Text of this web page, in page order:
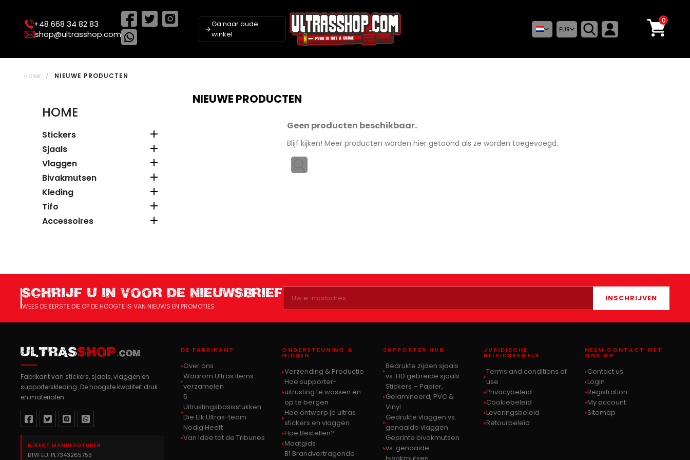
+48 668 34 82 83
shop@ultrasshop.com
Ga naar oude
winkel
EUR
0
HOME NIEUWE PRODUCTEN
HOME
Stickers 
Sjaals 
Vlaggen 
Bivakmutsen 
Kleding 
Tifo 
Accessoires 
NIEUWE PRODUCTEN
Geen producten beschikbaar.
Blijf kijken! Meer producten worden hier getoond als ze worden toegevoegd.
SCHRIJF U IN VOOR DE NIEUWSBRIEF
WEES DE EERSTE DIE OP DE HOOGTE IS VAN NIEUWS EN PROMOTIES
INSCHRIJVEN
ULTRASSHOP.COM
Fabrikant van stickers, sjaals, vlaggen en
supporterskleding. De hoogste kwaliteit druk
en materialen.
DIRECT MANUFACTURER
BTW EU: PL7343265753
DE FABRIKANT
Over ons
Waarom Ultras items
verzamelen
5
Uitrustingsbasisstukken
Die Elk Ultras-team
Nodig Heeft
Van Idee tot de Tribunes
ONDERSTEUNING &
GIDSEN
Verzending & Productie
Hoe supporter-
uitrusting te wassen en
op te bergen
Hoe ontwerp je ultras
stickers en vlaggen
Hoe Bestellen?
Maatgids
B1 Brandvertragende
SUPPORTER HUB
Bedrukte zijden sjaals
vs. HD gebreide sjaals
Stickers – Papier,
Gelamineerd, PVC &
Vinyl
Gedrukte vlaggen vs.
genaaide vlaggen
Geprinte bivakmutsen
vs. genaaide
JURIDISCHE
BELEIDSREGELS
Terms and conditions of
use
Privacybeleid
Cookiebeleid
Leveringsbeleid
Retourbeleid
NEEM CONTACT MET
ONS OP
Contact us
Login
Registration
My account
Sitemap